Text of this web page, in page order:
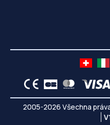
2005-2026 Všechna